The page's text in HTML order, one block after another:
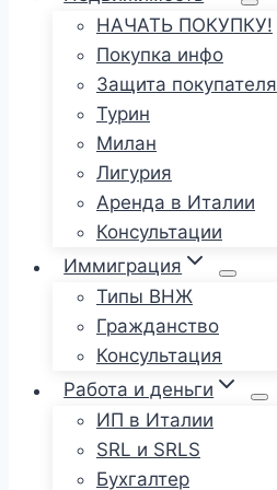
НАЧАТЬ ПОКУПКУ!
Покупка инфо
Защита покупателя
Турин
Милан
Лигурия
Аренда в Италии
Консультации
Иммиграция
Типы ВНЖ
Гражданство
Консультация
Работа и деньги
ИП в Италии
SRL и SRLS
Бухгалтер